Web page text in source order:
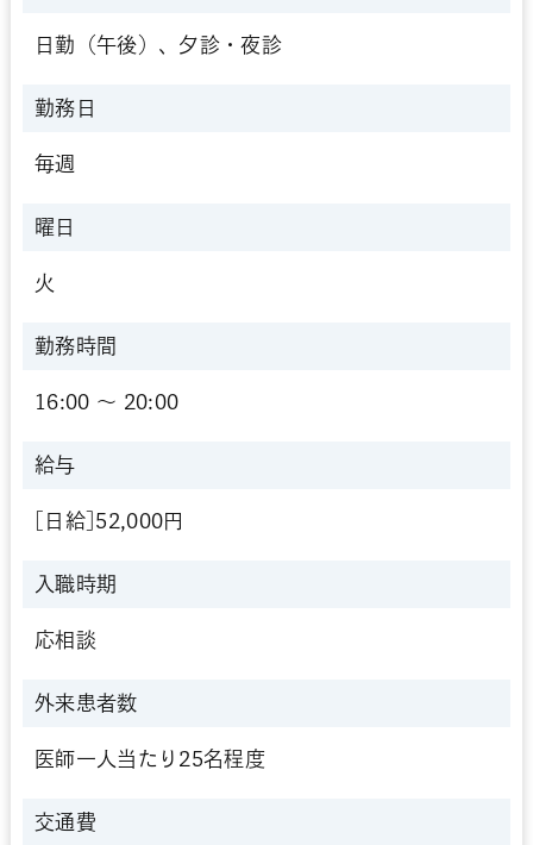
日勤（午後）、夕診・夜診
勤務日
毎週
曜日
火
勤務時間
16:00 〜 20:00
給与
[日給]52,000円
入職時期
応相談
外来患者数
医師一人当たり25名程度
交通費